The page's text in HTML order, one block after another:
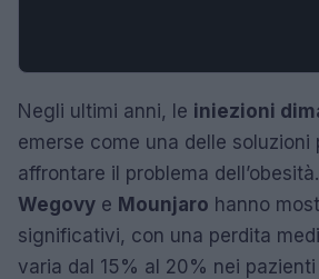
Negli ultimi anni, le iniezioni
emerse come una delle soluzioni
affrontare il problema
Wegovy e Mounjaro hanno
significativi, con una perdita
varia dal 15% al 20% nei